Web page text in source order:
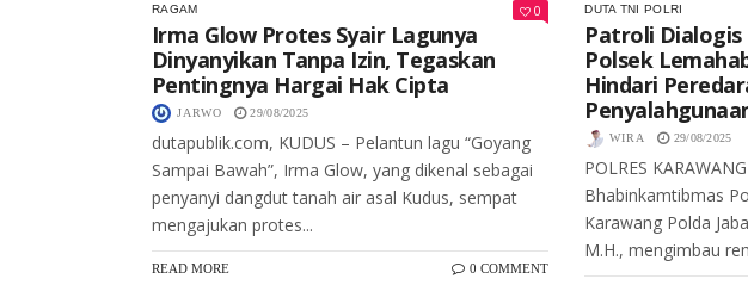
RAGAM 0
Irma Glow Protes Syair Lagunya
Dinyanyikan Tanpa Izin, Tegaskan
Pentingnya Hargai Hak Cipta
JARWO 29/08/2025
dutapublik.com, KUDUS – Pelantun lagu “Goyang
Sampai Bawah”, Irma Glow, yang dikenal sebagai
penyanyi dangdut tanah air asal Kudus, sempat
mengajukan protes...
READ MORE 0 COMMENT
DUTA TNI POLRI
Patroli
Polsek
Hindari
WIRA 29/08/2025
POLRES
Bhabinkamtibmas
Karawang Polda
M.H., mengimbau